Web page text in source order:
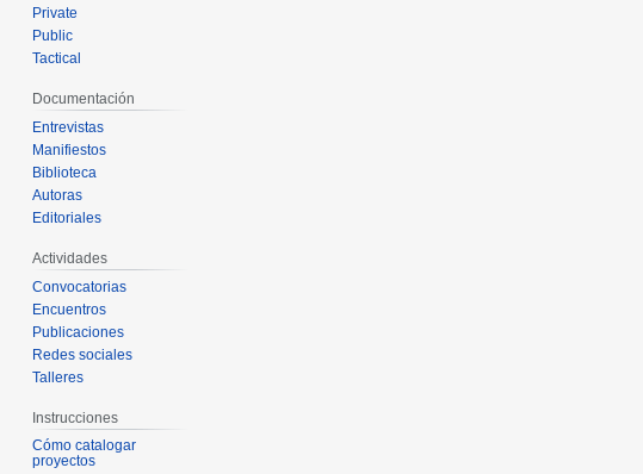
Private
Public
Tactical
Documentación
Entrevistas
Manifiestos
Biblioteca
Autoras
Editoriales
Actividades
Convocatorias
Encuentros
Publicaciones
Redes sociales
Talleres
Instrucciones
Cómo catalogar
proyectos